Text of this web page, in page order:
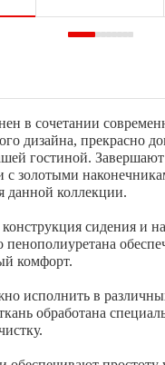
в сочетании
дизайна, прекрасно
гостиной.
с золотыми
данной коллекции.
сидения и
пенополиуретана
комфорт.
исполнить в
обработана